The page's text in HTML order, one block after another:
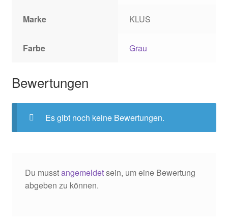
Marke KLUS
Farbe Grau
Bewertungen
Es gibt noch keine Bewertungen.
Du musstangemeldetsein, um eine Bewertung
abgeben zu können.